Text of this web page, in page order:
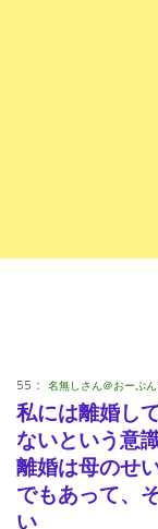
55： 名無しさん＠おーぷん
私には離婚し
ないという意
離婚は母のせ
でもあって、
い